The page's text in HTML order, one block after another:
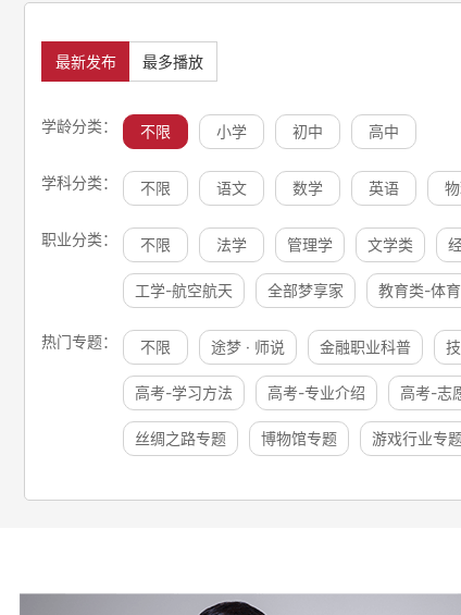
最新发布 最多播放
学龄分类： 不限 小学 初中 高中
学科分类： 不限 语文 数学 英语
职业分类： 不限 法学 管理学 文学类
工学-航空航天 全部梦享家 教育类-体
热门专题： 不限 途梦 · 师说 金融职业科普
高考-学习方法 高考-专业介绍 高考-志
丝绸之路专题 博物馆专题 游戏行业专